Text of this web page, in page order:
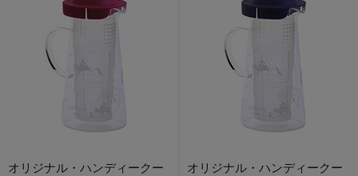
オリジナル・ハンディークー
オリジナル・ハンディークー